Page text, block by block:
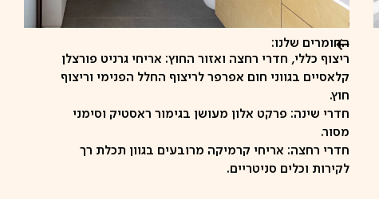
החומרים שלנו:
ריצוף כללי, חדרי רחצה ואזור החוץ: אריחי גרניט פורצלן
קלאסיים בגווני חום אפרפר לריצוף החלל הפנימי וריצוף
חוץ.
חדרי שינה: פרקט אלון מעושן בגימור ראסטיק וסימני
מסור.
חדרי רחצה: אריחי קרמיקה מרובעים בגוון תכלת רך
לקירות וכלים סניטריים.